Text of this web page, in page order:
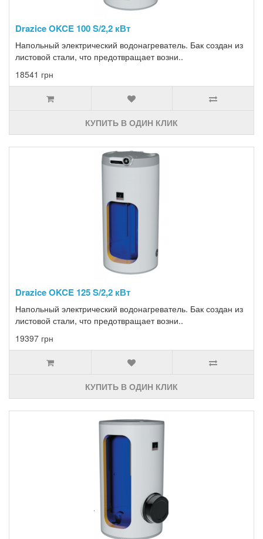
Drazice OKCE 100 S/2,2 кВт
Напольный электрический водонагреватель. Бак создан из
листовой стали, что предотвращает возни..
18541 грн
КУПИТЬ В ОДИН КЛИК
Drazice OKCE 125 S/2,2 кВт
Напольный электрический водонагреватель. Бак создан из
листовой стали, что предотвращает возни..
19397 грн
КУПИТЬ В ОДИН КЛИК